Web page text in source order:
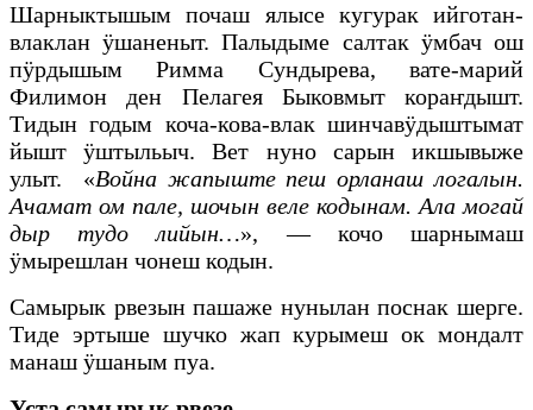
Шарныктышым почаш ялысе кугурак ийготан-
влаклан ӱшаненыт. Палыдыме салтак ӱмбач ош
пӱрдышым Римма Сундырева, вате-марий
Филимон ден Пелагея Быковмыт кораҥдышт.
Тидын годым коча-кова-влак шинчавӱдыштымат
йышт ӱштыльыч. Вет нуно сарын икшывыже
улыт. «Война жапыште пеш орланаш логалын.
Ачамат ом пале, шочын веле кодынам. Ала могай
дыр тудо лийын…», — кочо шарнымаш
ӱмырешлан чонеш кодын.
Самырык рвезын пашаже нунылан поснак шерге.
Тиде эртыше шучко жап курымеш ок мондалт
манаш ӱшаным пуа.